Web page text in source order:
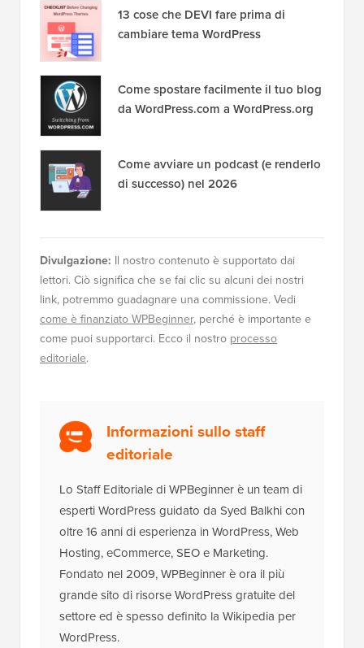
13 cose che DEVI fare prima di
cambiare tema WordPress
Come spostare facilmente il tuo blog
da WordPress.com a WordPress.org
Come avviare un podcast (e renderlo
di successo) nel 2026
Divulgazione: Il nostro contenuto è supportato dai
lettori. Ciò significa che se fai clic su alcuni dei nostri
link, potremmo guadagnare una commissione. Vedi
come è finanziato WPBeginner, perché è importante e
come puoi supportarci. Ecco il nostro processo
editoriale.
Informazioni sullo staff
editoriale
Lo Staff Editoriale di WPBeginner è un team di
esperti WordPress guidato da Syed Balkhi con
oltre 16 anni di esperienza in WordPress, Web
Hosting, eCommerce, SEO e Marketing.
Fondato nel 2009, WPBeginner è ora il più
grande sito di risorse WordPress gratuite del
settore ed è spesso definito la Wikipedia per
WordPress.